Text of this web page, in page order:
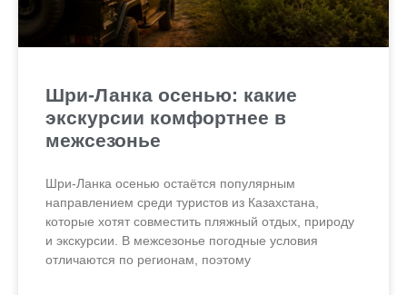
Шри-Ланка осенью: какие
экскурсии комфортнее в
межсезонье
Шри-Ланка осенью остаётся популярным
направлением среди туристов из Казахстана,
которые хотят совместить пляжный отдых, природу
и экскурсии. В межсезонье погодные условия
отличаются по регионам, поэтому